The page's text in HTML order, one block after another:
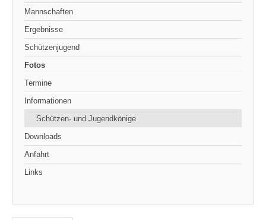
Mannschaften
Ergebnisse
Schützenjugend
Fotos
Termine
Informationen
Schützen- und Jugendkönige
Downloads
Anfahrt
Links